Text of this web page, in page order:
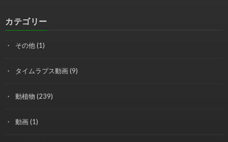
カテゴリー
その他(1)
タイムラプス動画(9)
動植物 (239)
動画(1)